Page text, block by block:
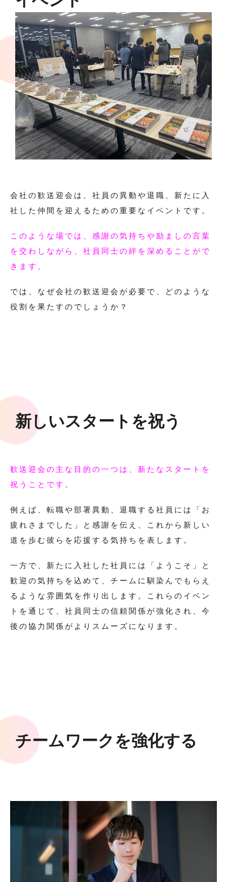
会社の歓送迎会は、社員の異動や退職、新たに入
社した仲間を迎えるための重要なイベントです。
このような場では、感謝の気持ちや励ましの言葉
を交わしながら、社員同士の絆を深めることがで
きます。
では、なぜ会社の歓送迎会が必要で、どのような
役割を果たすのでしょうか？
新しいスタートを祝う
歓送迎会の主な目的の一つは、新たなスタートを
祝うことです。
例えば、転職や部署異動、退職する社員には「お
疲れさまでした」と感謝を伝え、これから新しい
道を歩む彼らを応援する気持ちを表します。
一方で、新たに入社した社員には「ようこそ」と
歓迎の気持ちを込めて、チームに馴染んでもらえ
るような雰囲気を作り出します。これらのイベン
トを通じて、社員同士の信頼関係が強化され、今
後の協力関係がよりスムーズになります。
チームワークを強化する